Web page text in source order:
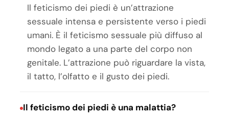
Il feticismo dei piedi è un’attrazione
sessuale intensa e persistente verso i piedi
umani. È il feticismo sessuale più diffuso al
mondo legato a una parte del corpo non
genitale. L’attrazione può riguardare la vista,
il tatto, l’olfatto e il gusto dei piedi.
Il feticismo dei piedi è una malattia?